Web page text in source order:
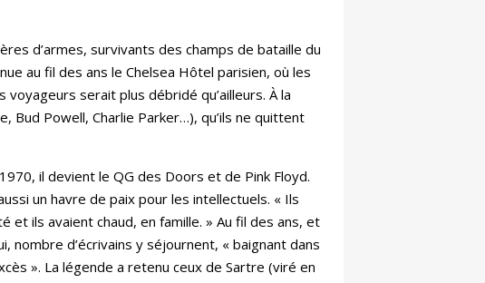
d’armes, survivants des champs de bataille du
au fil des ans le Chelsea Hôtel parisien, où les
serait plus débridé qu’ailleurs. À la
Bud Powell, Charlie Parker…), qu’ils ne quittent
il devient le QG des Doors et de Pink Floyd.
un havre de paix pour les intellectuels. « Ils
et ils avaient chaud, en famille. » Au fil des ans, et
nombre d’écrivains y séjournent, « baignant dans
». La légende a retenu ceux de Sartre (viré en